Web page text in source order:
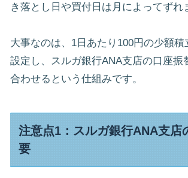
き落とし日や買付日は月によってずれ
大事なのは、1日あたり100円の少額積
設定し、スルガ銀行ANA支店の口座振
合わせるという仕組みです。
注意点1：スルガ銀行ANA支店
要